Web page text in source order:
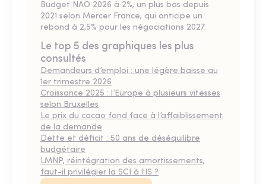
Budget NAO 2026 à 2%, un plus bas depuis
2021 selon Mercer France, qui anticipe un
rebond à 2,5% pour les négociations 2027.
Le top 5 des graphiques les plus
consultés
Demandeurs d’emploi : une légère baisse au
1er trimestre 2026
Croissance 2025 : l’Europe à plusieurs vitesses
selon Bruxelles
Le prix du cacao fond face à l’affaiblissement
de la demande
Dette et déficit : 50 ans de déséquilibre
budgétaire
LMNP, réintégration des amortissements,
faut-il privilégier la SCI à l'IS ?